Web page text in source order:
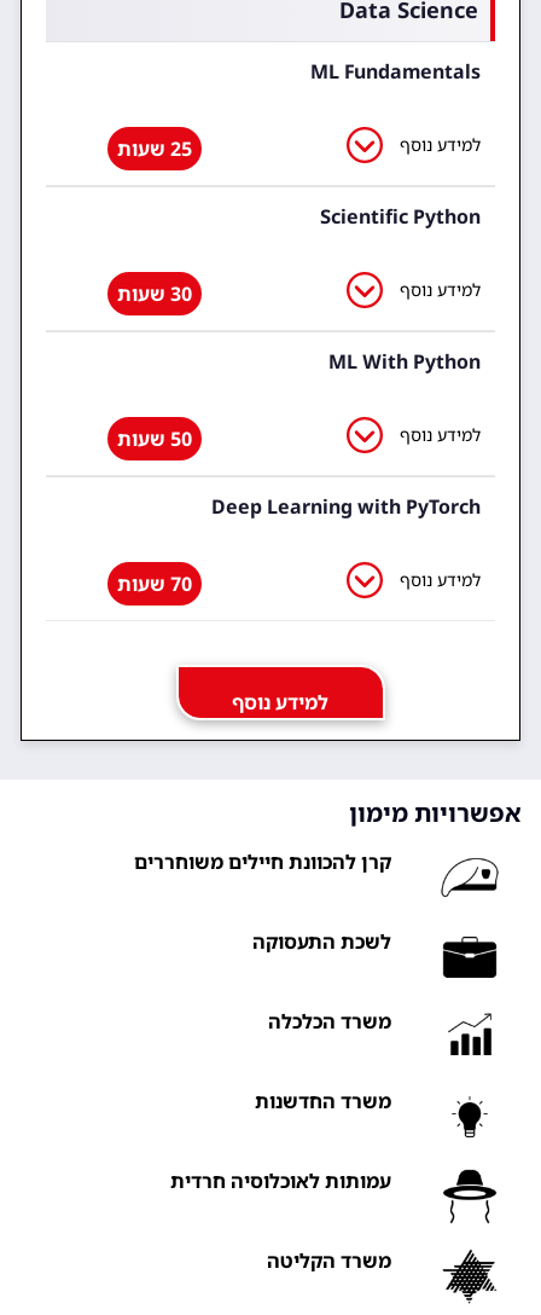
Data Science
ML Fundamentals
למידע נוסף 25 שעות
Scientific Python
למידע נוסף 30 שעות
ML With Python
למידע נוסף 50 שעות
Deep Learning with PyTorch
למידע נוסף 70 שעות
למידע נוסף
אפשרויות מימון
קרן להכוונת חיילים משוחררים
לשכת התעסוקה
משרד הכלכלה
משרד החדשנות
עמותות לאוכלוסיה חרדית
משרד הקליטה